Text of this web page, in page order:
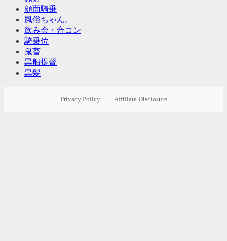
顔面騎乗
風俗ちゃん。
飲み会・合コン
騎乗位
鬼畜
黒船提督
黒髪
Privacy Policy Affiliate Disclosure